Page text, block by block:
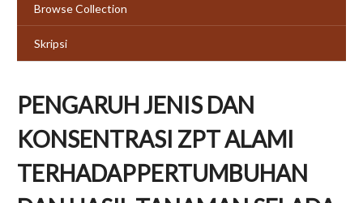
Browse Collection
Skripsi
PENGARUH JENIS DAN
KONSENTRASI ZPT ALAMI
TERHADAPPERTUMBUHAN